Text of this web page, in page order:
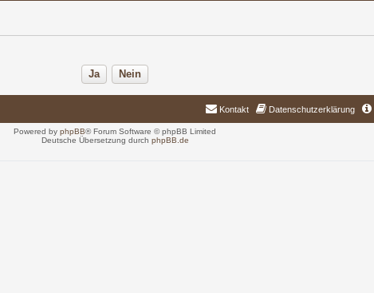
Datenschutzerklärung
Kontakt
Powered by phpBB® Forum Software © phpBB Limited
Deutsche Übersetzung durch phpBB.de